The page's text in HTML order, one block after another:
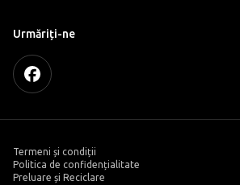
Urmăriți-ne
Termeni și condiții
Politica de confidențialitate
Preluare și Reciclare